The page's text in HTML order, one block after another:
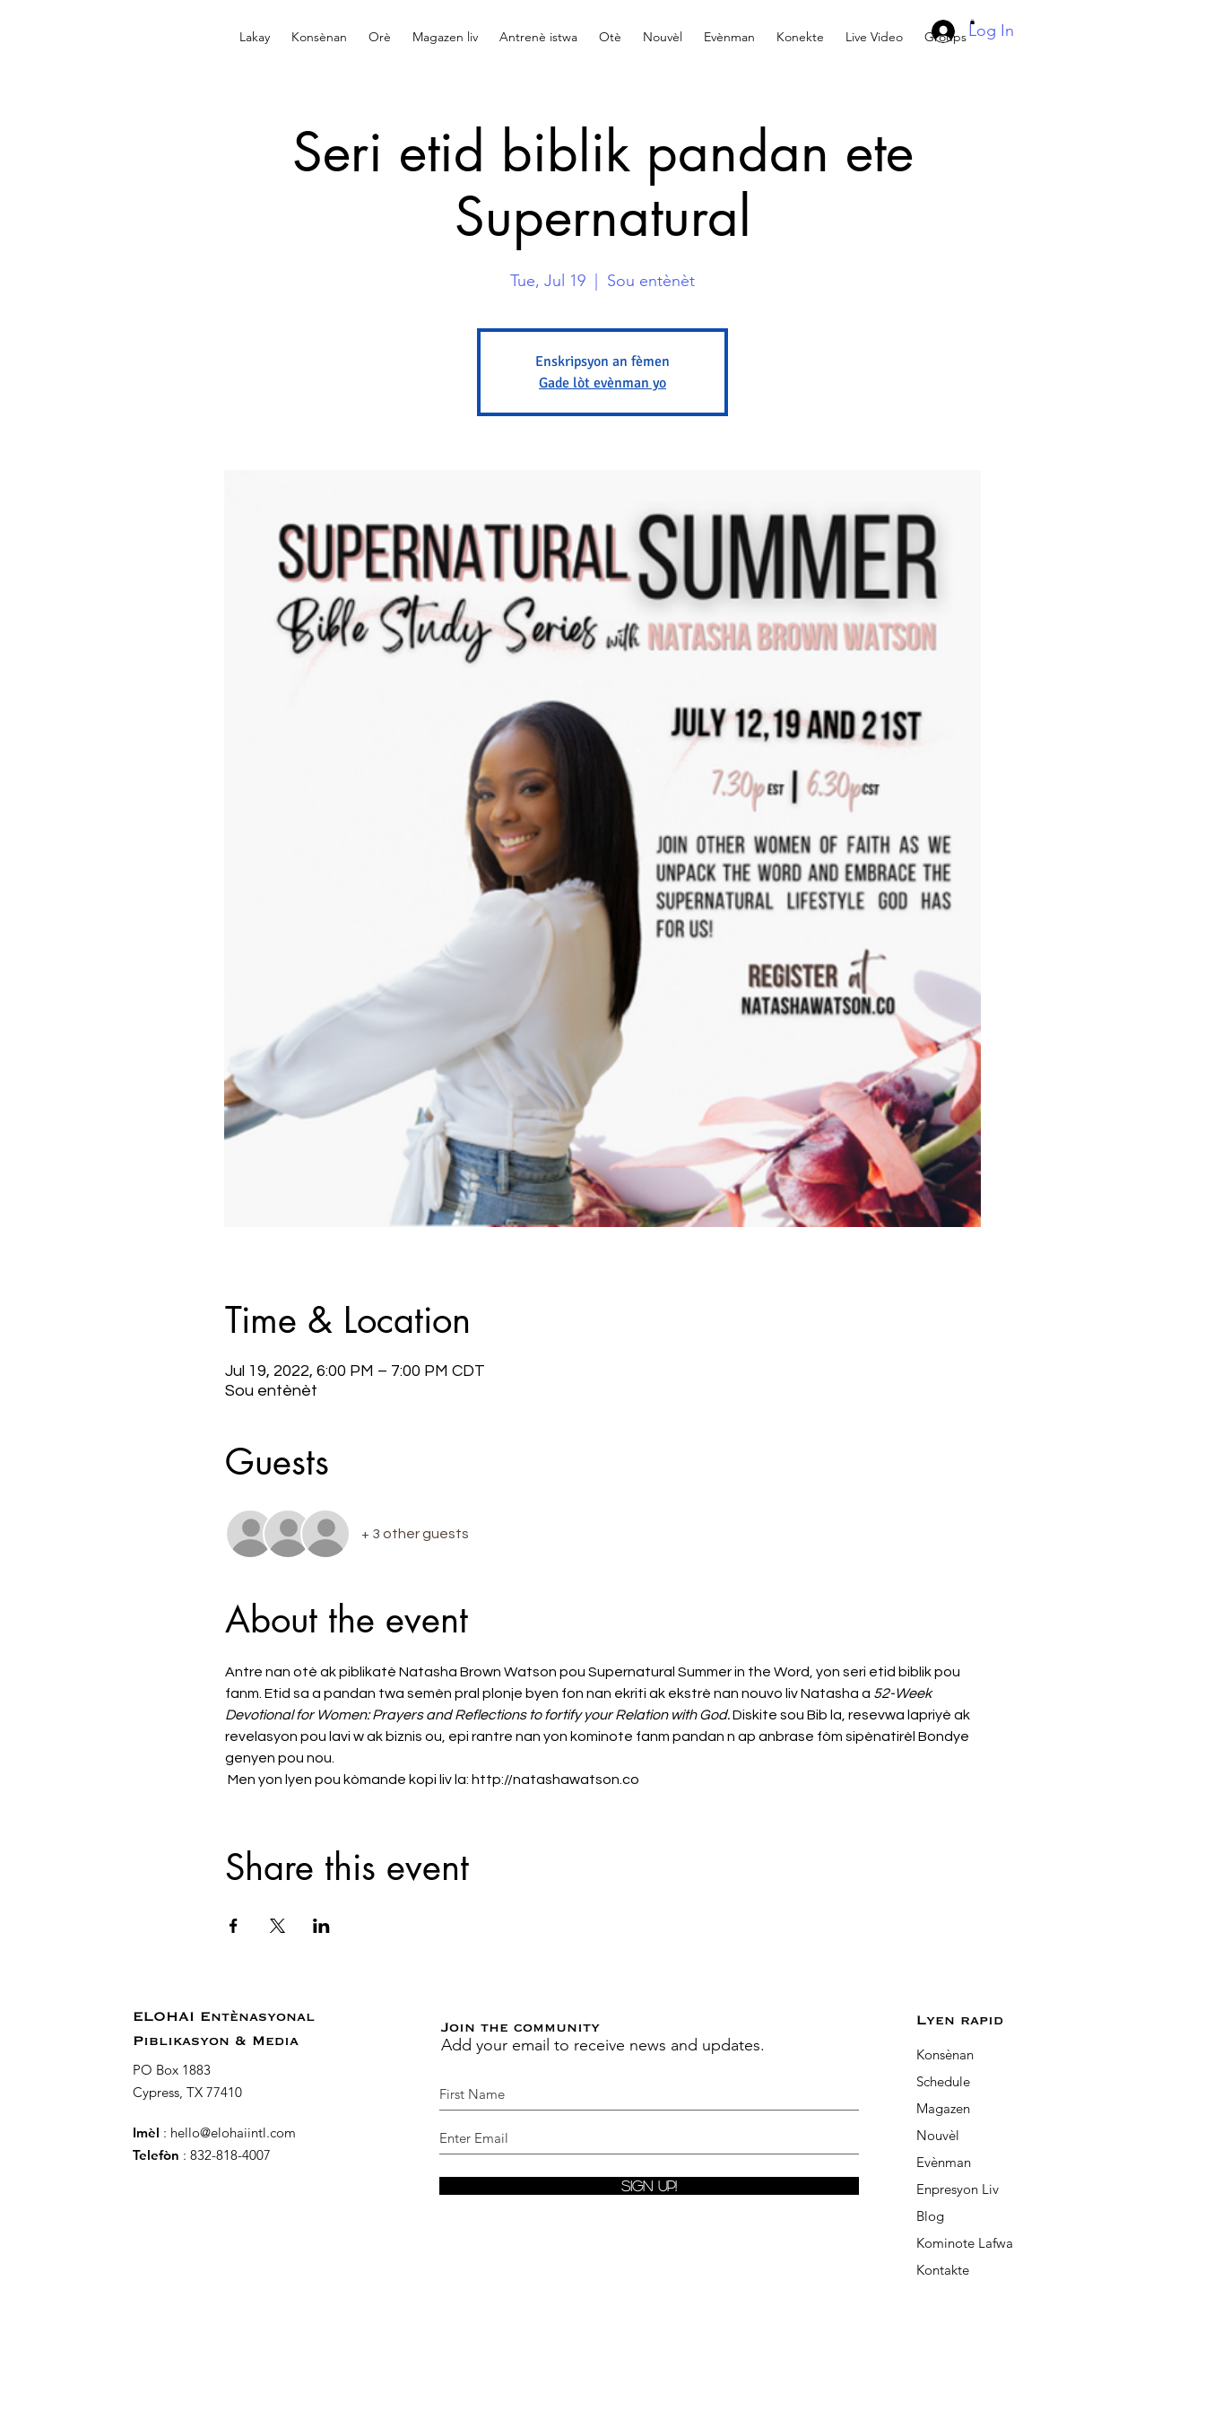
Lakay Konsènan Orè Magazen liv Antrenè istwa Otè Nouvèl Evènman Konekte Live Video GroupsLog In
Seri etid biblik pandan ete
Supernatural
Tue, Jul 19 Sou entènèt
Enskripsyon an fèmen
Gade lòt evènman yo
Time & Location
Jul 19, 2022, 6:00 PM – 7:00 PM CDT
Sou entènèt
Guests
+ 3 other guests
About the event
Antre nan otè ak piblikatè Natasha Brown Watson pou Supernatural Summer in the Word, yon seri etid biblik pou
fanm. Etid sa a pandan twa semèn pral plonje byen fon nan ekriti ak ekstrè nan nouvo liv Natasha a 52-Week
Devotional for Women: Prayers and Reflections to fortify your Relation with God. Diskite sou Bib la, resevwa lapriyè ak
revelasyon pou lavi w ak biznis ou, epi rantre nan yon kominote fanm pandan n ap anbrase fòm sipènatirèl Bondye
genyen pou nou.
Men yon lyen pou kòmande kopi liv la: http://natashawatson.co
Share this event
ELOHAI Entènasyonal
Piblikasyon & Media
PO Box 1883
Cypress, TX 77410
Imèl : hello@elohaiintl.com
Telefòn : 832-818-4007
Join the community
Add your email to receive news and updates.
Sign Up!
Lyen rapid
Konsènan
Schedule
Magazen
Nouvèl
Evènman
Enpresyon Liv
Blog
Kominote Lafwa
Kontakte